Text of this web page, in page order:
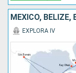
EXPLORA IV